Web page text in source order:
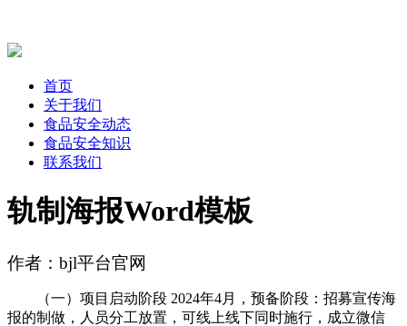
首页
关于我们
食品安全动态
食品安全知识
联系我们
轨制海报Word模板
作者：bjl平台官网
（一）项目启动阶段 2024年4月，预备阶段：招募宣传海
报的制做，人员分工放置，可线上线下同时施行，成立微信